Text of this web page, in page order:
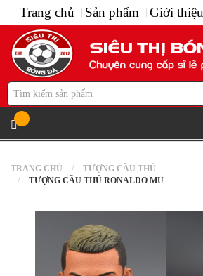
Trang chủ Sản phẩm Giới thiệu
TRANG CHỦ
TƯỢNG CẦU THỦ
TƯỢNG CẦU THỦ RONALDO MU